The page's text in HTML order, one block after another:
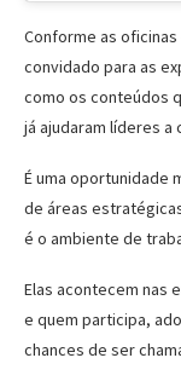
Conforme as
convidado para as
como os conteúdos
já ajudaram líderes a
É uma oportunidade
de áreas
é o ambiente de
Elas acontecem nas
e quem participa,
chances de ser